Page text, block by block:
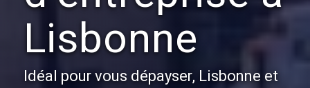
Lisbonne
Idéal pour vous dépayser, Lisbonne et